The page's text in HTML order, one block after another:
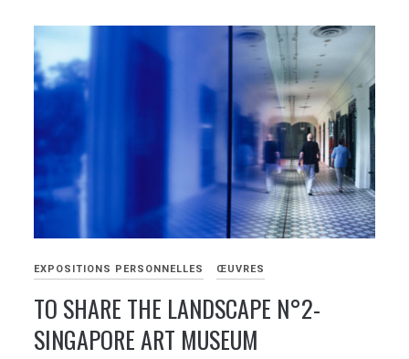
EXPOSITIONS PERSONNELLES ŒUVRES
TO SHARE THE LANDSCAPE N°2-
SINGAPORE ART MUSEUM